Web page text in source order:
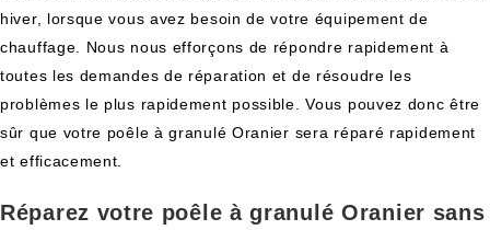
hiver, lorsque vous avez besoin de votre équipement de
chauffage. Nous nous efforçons de répondre rapidement à
toutes les demandes de réparation et de résoudre les
problèmes le plus rapidement possible. Vous pouvez donc être
sûr que votre poêle à granulé Oranier sera réparé rapidement
et efficacement.
Réparez votre poêle à granulé Oranier sans